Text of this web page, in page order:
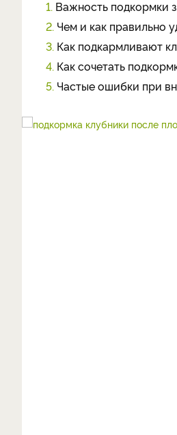
1. Важность подкормки
2. Чем и как правильно
3. Как подкармливают
4. Как сочетать
5. Частые ошибки при